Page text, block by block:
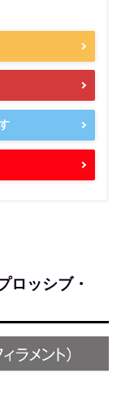
ロッシブ・